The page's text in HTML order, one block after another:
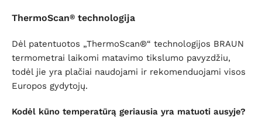
ThermoScan® technologija
Dėl patentuotos „ThermoScan®“ technologijos BRAUN
termometrai laikomi matavimo tikslumo pavyzdžiu,
todėl jie yra plačiai naudojami ir rekomenduojami visos
Europos gydytojų.
Kodėl kūno temperatūrą geriausia yra matuoti ausyje?